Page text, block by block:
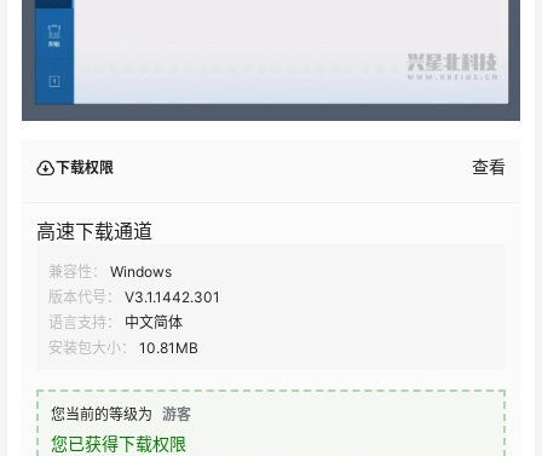
下载权限 查看
高速下载通道
兼容性：
Windows
版本代号：
V3.1.1442.301
语言支持：
中文简体
安装包大小：
10.81MB
您当前的等级为 游客
您已获得下载权限